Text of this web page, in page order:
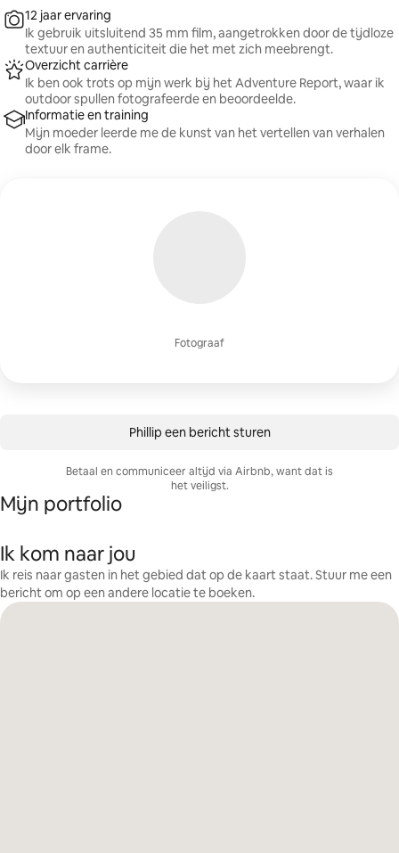
Fotograaf
12 jaar ervaring
Ik gebruik uitsluitend 35 mm film, aangetrokken door de tijdloze
textuur en authenticiteit die het met zich meebrengt.
Overzicht carrière
Ik ben ook trots op mijn werk bij het Adventure Report, waar ik
outdoor spullen fotografeerde en beoordeelde.
Informatie en training
Mijn moeder leerde me de kunst van het vertellen van verhalen
door elk frame.
Phillip een bericht sturen
Betaal en communiceer altijd via Airbnb, want dat is
het veiligst.
Mijn portfolio
Ik kom naar jou
Ik reis naar gasten in het gebied dat op de kaart staat. Stuur me een
bericht om op een andere locatie te boeken.